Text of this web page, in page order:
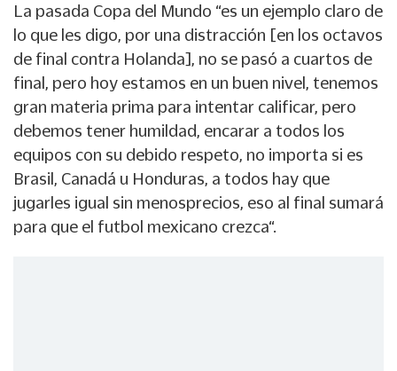
La pasada Copa del Mundo “es un ejemplo claro de
lo que les digo, por una distracción [en los octavos
de final contra Holanda], no se pasó a cuartos de
final, pero hoy estamos en un buen nivel, tenemos
gran materia prima para intentar calificar, pero
debemos tener humildad, encarar a todos los
equipos con su debido respeto, no importa si es
Brasil, Canadá u Honduras, a todos hay que
jugarles igual sin menosprecios, eso al final sumará
para que el futbol mexicano crezca“.